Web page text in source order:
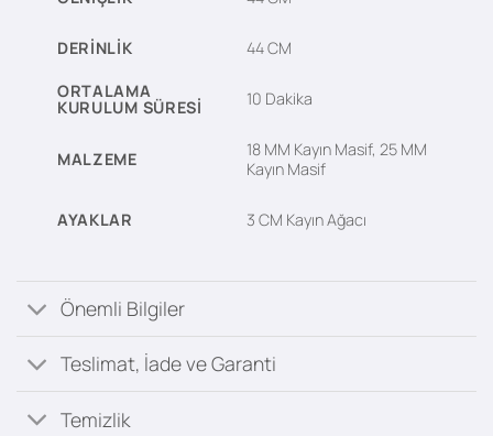
DERINLIK 44 CM
ORTALAMA
KURULUM SÜRESI 10 Dakika
MALZEME
18 MM Kayın Masif, 25 MM
Kayın Masif
AYAKLAR 3 CM Kayın Ağacı
Önemli Bilgiler
Teslimat, İade ve Garanti
Temizlik